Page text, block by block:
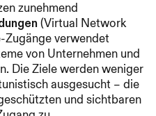
zunehmend
(Virtual Network
Zugänge verwendet
von Unternehmen und
Die Ziele werden weniger
ausgesucht – die
und sichtbaren